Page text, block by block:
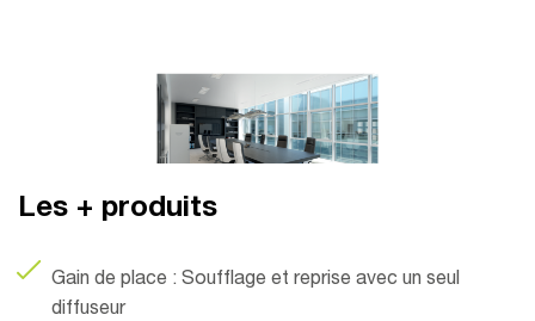
Les + produits
Gain de place : Soufflage et reprise avec un seul
diffuseur